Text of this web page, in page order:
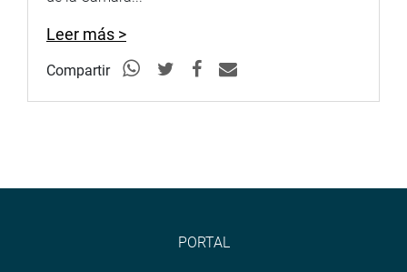
Leer más >
Compartir
PORTAL